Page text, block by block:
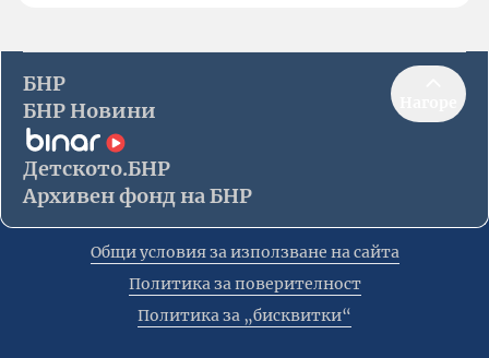
БНР
БНР Новини
Детското.БНР
Архивен фонд на БНР
Общи условия за използване на сайта
Политика за поверителност
Политика за „бисквитки“